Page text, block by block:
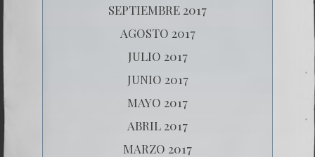
SEPTIEMBRE 2017
AGOSTO 2017
JULIO 2017
JUNIO 2017
MAYO 2017
ABRIL 2017
MARZO 2017